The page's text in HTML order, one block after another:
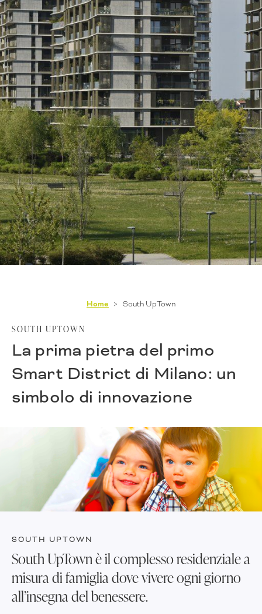
Home South UpTown
SOUTH UPTOWN
La prima pietra del primo
Smart District di Milano: un
simbolo di innovazione
SOUTH UPTOWN
South UpTown è il complesso residenziale a
misura di famiglia dove vivere ogni giorno
all’insegna del benessere.